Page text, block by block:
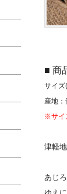
■ 商
サイズ
産地
※サイ
津軽
あじ